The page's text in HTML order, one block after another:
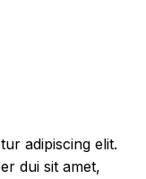
adipiscing elit.
dui sit amet,